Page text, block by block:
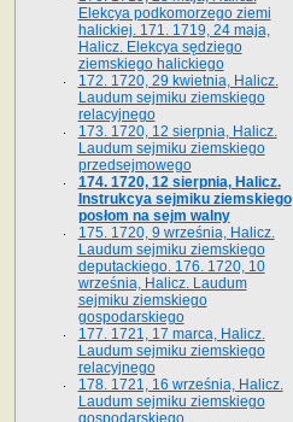
Elekcya podkomorzego ziemi
halickiej. 171. 1719, 24 maja,
Halicz. Elekcya sędziego
ziemskiego halickiego
172. 1720, 29 kwietnia, Halicz.
Laudum sejmiku ziemskiego
relacyjnego
173. 1720, 12 sierpnia, Halicz.
Laudum sejmiku ziemskiego
przedsejmowego
174. 1720, 12 sierpnia, Halicz.
Instrukcya sejmiku ziemskiego
posłom na sejm walny
175. 1720, 9 września, Halicz.
Laudum sejmiku ziemskiego
deputackiego. 176. 1720, 10
września, Halicz. Laudum
sejmiku ziemskiego
gospodarskiego
177. 1721, 17 marca, Halicz.
Laudum sejmiku ziemskiego
relacyjnego
178. 1721, 16 września, Halicz.
Laudum sejmiku ziemskiego
gospodarskiego